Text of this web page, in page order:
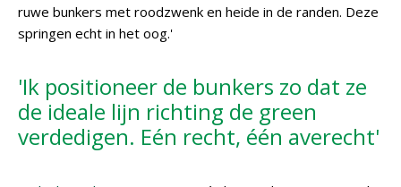
ruwe bunkers met roodzwenk en heide in de randen. Deze
springen echt in het oog.'
'Ik positioneer de bunkers zo dat ze
de ideale lijn richting de green
verdedigen. Eén recht, één averecht'